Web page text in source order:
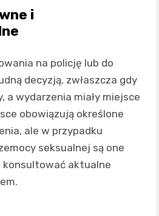
i
na policję lub do
decyzją, zwłaszcza gdy
a wydarzenia miały miejsce
obowiązują określone
ale w przypadku
seksualnej są one
konsultować aktualne